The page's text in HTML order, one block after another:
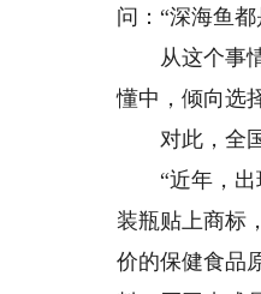
问：“深海鱼
从这个事情
懂中，倾向选
对此，全国
“近年，出现
装瓶贴上商标
价的保健食品